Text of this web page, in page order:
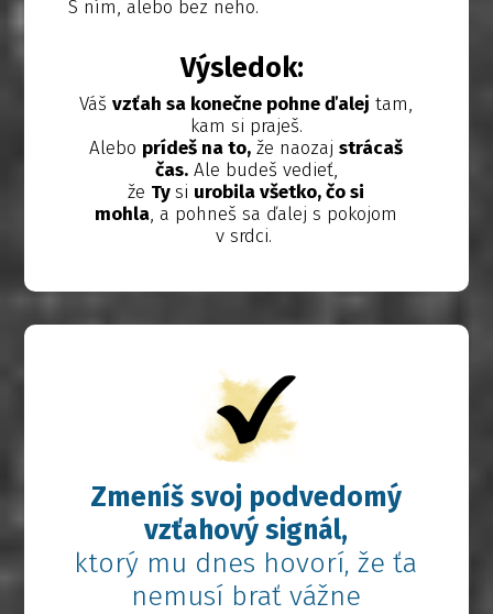
S ním, alebo bez neho.
Výsledok:
Vášvzťah sa konečne pohne ďalej tam,
kam si praješ.
Alebo prídeš na to, že naozajstrácaš
čas.Ale budeš vedieť,
že Tysi urobila všetko, čo si
mohla, a pohneš sa ďalej s pokojom
v srdci.
Zmeníš svoj podvedomý
vzťahový signál,
ktorý mu dnes hovorí, že ťa
nemusí brať vážne